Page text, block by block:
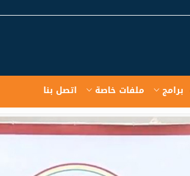
برامج ملفات خاصة اتصل بنا